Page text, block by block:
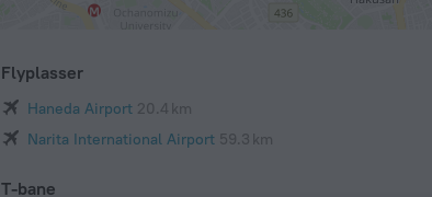
Flyplasser
Haneda Airport 20.4 km
Narita International Airport 59.3 km
T-bane